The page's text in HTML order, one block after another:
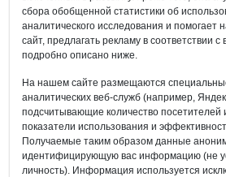
сбора обобщенной статистики об
аналитического исследования и помогает
сайт, предлагать рекламу в соответствии
подробно описано ниже.
На нашем сайте размещаются
аналитических веб-служб (например,
подсчитывающие количество
показатели использования и
Получаемые таким образом данные
идентифицирующую вас информацию (не
личность). Информация используется